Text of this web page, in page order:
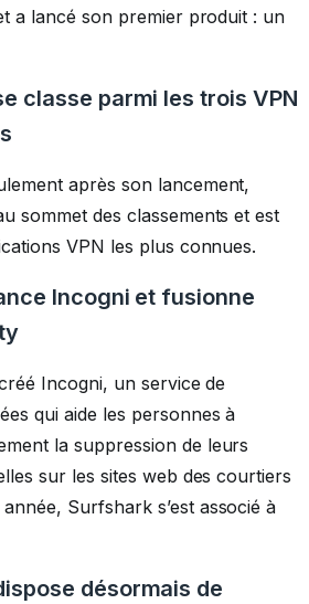
a lancé son premier produit : un
classe parmi les trois VPN
après son lancement,
sommet des classements et est
VPN les plus connues.
Incogni et fusionne
Incogni, un service de
qui aide les personnes à
la suppression de leurs
sur les sites web des courtiers
Surfshark s’est associé à
désormais de